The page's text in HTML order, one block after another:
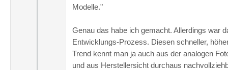
Modelle."
Genau das habe ich gemacht. Allerdings war
Entwicklungs-Prozess. Diesen schneller,
Trend kennt man ja auch aus der analogen
und aus Herstellersicht durchaus